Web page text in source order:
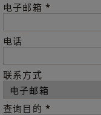
电子邮箱 *
电话
联系方式
查询目的 *